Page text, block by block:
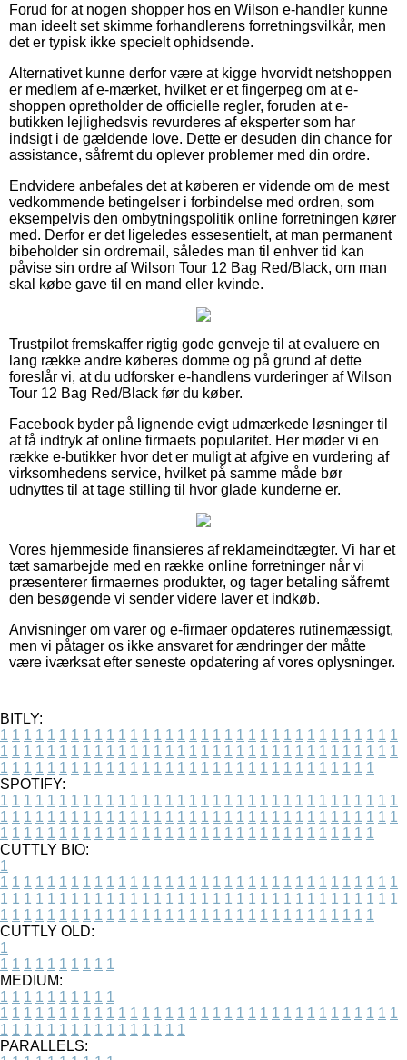
Forud for at nogen shopper hos en Wilson e-handler kunne
man ideelt set skimme forhandlerens forretningsvilkår, men
det er typisk ikke specielt ophidsende.
Alternativet kunne derfor være at kigge hvorvidt netshoppen
er medlem af e-mærket, hvilket er et fingerpeg om at e-
shoppen opretholder de officielle regler, foruden at e-
butikken lejlighedsvis revurderes af eksperter som har
indsigt i de gældende love. Dette er desuden din chance for
assistance, såfremt du oplever problemer med din ordre.
Endvidere anbefales det at køberen er vidende om de mest
vedkommende betingelser i forbindelse med ordren, som
eksempelvis den ombytningspolitik online forretningen kører
med. Derfor er det ligeledes essesentielt, at man permanent
bibeholder sin ordremail, således man til enhver tid kan
påvise sin ordre af Wilson Tour 12 Bag Red/Black, om man
skal købe gave til en mand eller kvinde.
Trustpilot fremskaffer rigtig gode genveje til at evaluere en
lang række andre køberes domme og på grund af dette
foreslår vi, at du udforsker e-handlens vurderinger af Wilson
Tour 12 Bag Red/Black før du køber.
Facebook byder på lignende evigt udmærkede løsninger til
at få indtryk af online firmaets popularitet. Her møder vi en
række e-butikker hvor det er muligt at afgive en vurdering af
virksomhedens service, hvilket på samme måde bør
udnyttes til at tage stilling til hvor glade kunderne er.
Vores hjemmeside finansieres af reklameindtægter. Vi har et
tæt samarbejde med en række online forretninger når vi
præsenterer firmaernes produkter, og tager betaling såfremt
den besøgende vi sender videre laver et indkøb.
Anvisninger om varer og e-firmaer opdateres rutinemæssigt,
men vi påtager os ikke ansvaret for ændringer der måtte
være iværksat efter seneste opdatering af vores oplysninger.
BITLY:
1 1 1 1 1 1 1 1 1 1 1 1 1 1 1 1 1 1 1 1 1 1 1 1 1 1 1 1 1 1 1 1 1 1
1 1 1 1 1 1 1 1 1 1 1 1 1 1 1 1 1 1 1 1 1 1 1 1 1 1 1 1 1 1 1 1 1 1
1 1 1 1 1 1 1 1 1 1 1 1 1 1 1 1 1 1 1 1 1 1 1 1 1 1 1 1 1 1 1 1
SPOTIFY:
1 1 1 1 1 1 1 1 1 1 1 1 1 1 1 1 1 1 1 1 1 1 1 1 1 1 1 1 1 1 1 1 1 1
1 1 1 1 1 1 1 1 1 1 1 1 1 1 1 1 1 1 1 1 1 1 1 1 1 1 1 1 1 1 1 1 1 1
1 1 1 1 1 1 1 1 1 1 1 1 1 1 1 1 1 1 1 1 1 1 1 1 1 1 1 1 1 1 1 1
CUTTLY BIO:
1
1 1 1 1 1 1 1 1 1 1 1 1 1 1 1 1 1 1 1 1 1 1 1 1 1 1 1 1 1 1 1 1 1 1
1 1 1 1 1 1 1 1 1 1 1 1 1 1 1 1 1 1 1 1 1 1 1 1 1 1 1 1 1 1 1 1 1 1
1 1 1 1 1 1 1 1 1 1 1 1 1 1 1 1 1 1 1 1 1 1 1 1 1 1 1 1 1 1 1 1
CUTTLY OLD:
1
1 1 1 1 1 1 1 1 1 1
MEDIUM:
1 1 1 1 1 1 1 1 1 1
1 1 1 1 1 1 1 1 1 1 1 1 1 1 1 1 1 1 1 1 1 1 1 1 1 1 1 1 1 1 1 1 1 1
1 1 1 1 1 1 1 1 1 1 1 1 1 1 1 1
PARALLELS: